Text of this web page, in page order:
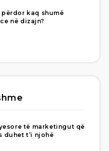
përdor kaq shumë
në dizajn?
të marketingut që
duhet t’i njohë